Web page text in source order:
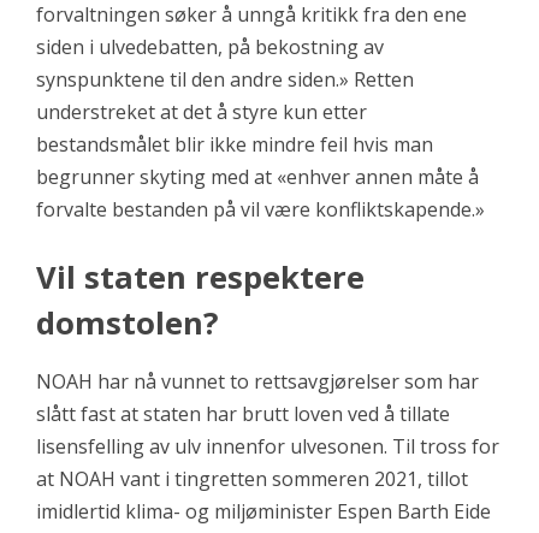
forvaltningen søker å unngå kritikk fra den ene
siden i ulvedebatten, på bekostning av
synspunktene til den andre siden.» Retten
understreket at det å styre kun etter
bestandsmålet blir ikke mindre feil hvis man
begrunner skyting med at «enhver annen måte å
forvalte bestanden på vil være konfliktskapende.»
Vil staten respektere
domstolen?
NOAH har nå vunnet to rettsavgjørelser som har
slått fast at staten har brutt loven ved å tillate
lisensfelling av ulv innenfor ulvesonen. Til tross for
at NOAH vant i tingretten sommeren 2021, tillot
imidlertid klima- og miljøminister Espen Barth Eide